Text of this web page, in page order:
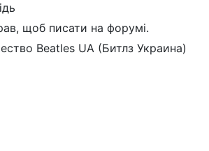
щоб писати на форумі.
Beatles UA (Битлз Украина)